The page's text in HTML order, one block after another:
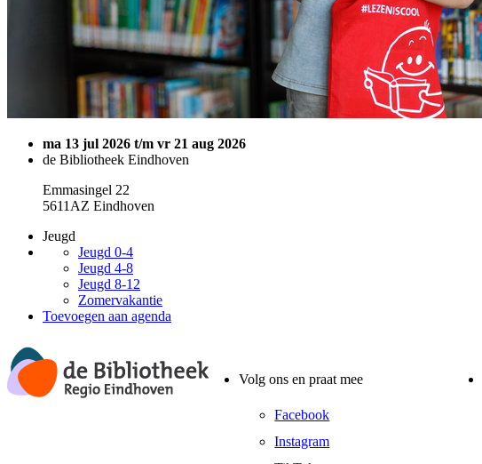
ma 13 jul 2026 t/m vr 21 aug 2026
de Bibliotheek Eindhoven
Emmasingel 22
5611AZ Eindhoven
Jeugd
Jeugd 0-4
Jeugd 4-8
Jeugd 8-12
Zomervakantie
Toevoegen aan agenda
Volg ons en praat mee
Facebook
Instagram